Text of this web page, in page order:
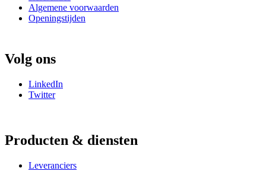
Algemene voorwaarden
Openingstijden
Volg ons
LinkedIn
Twitter
Producten & diensten
Leveranciers